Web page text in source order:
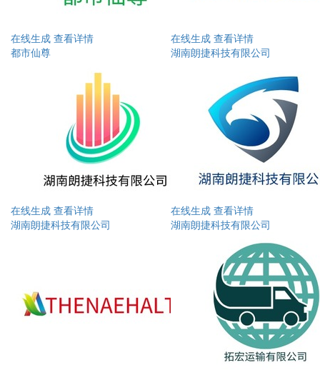
在线生成 查看详情
都市仙尊
在线生成 查看详情
湖南朗捷科技有限公司
在线生成 查看详情
湖南朗捷科技有限公司
在线生成 查看详情
湖南朗捷科技有限公司